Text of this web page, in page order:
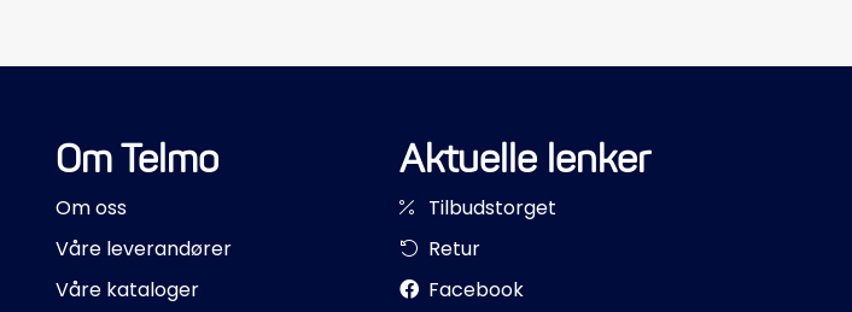
Om Telmo
Om oss
Våre leverandører
Våre kataloger
Aktuelle lenker
Tilbudstorget
Retur
Facebook